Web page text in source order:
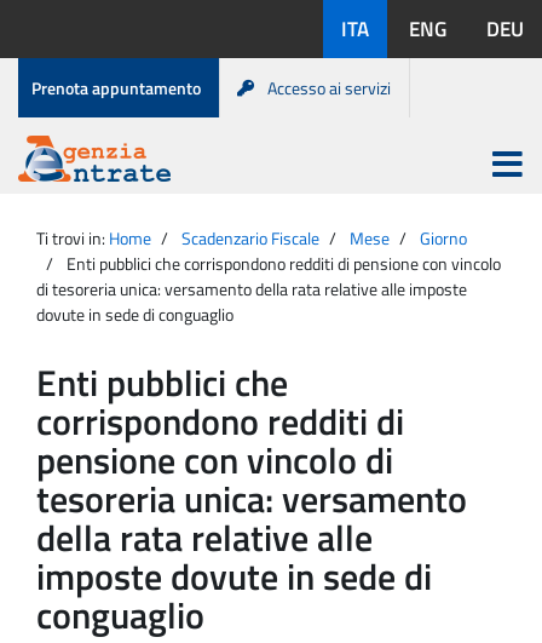
contenuto
disponibili:
ITA ENG DEU
Menu
di
servizio
Prenota appuntamento Accesso ai servizi
Agenzia
Entrate
Apri
menu
principale
Ti trovi in: Home Scadenzario Fiscale Mese
Giorno
Enti pubblici che corrispondono redditi di pensione con vincolo
di tesoreria unica: versamento della rata relative alle imposte
dovute in sede di conguaglio
Enti pubblici che
corrispondono redditi di
pensione con vincolo di
tesoreria unica: versamento
della rata relative alle
imposte dovute in sede di
conguaglio